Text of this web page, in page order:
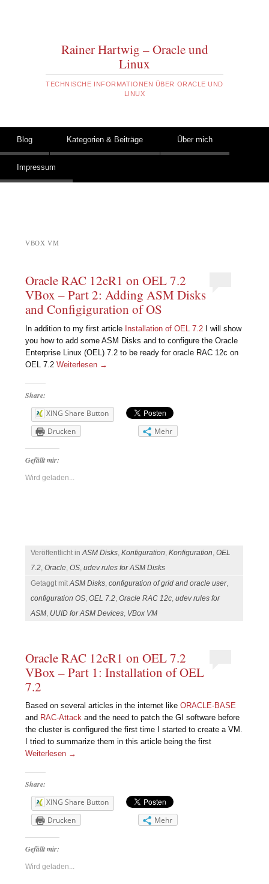
Rainer Hartwig – Oracle und
Linux
TECHNISCHE INFORMATIONEN ÜBER ORACLE UND
LINUX
Hauptmenü
Zum Inhalt springen
Blog Kategorien & Beiträge Über mich
Impressum
VBOX VM
Oracle RAC 12cR1 on OEL 7.2
VBox – Part 2: Adding ASM Disks
and Configiguration of OS
In addition to my first article Installation of OEL 7.2 I will show
you how to add some ASM Disks and to configure the Oracle
Enterprise Linux (OEL) 7.2 to be ready for oracle RAC 12c on
OEL 7.2Weiterlesen →
Share:
XING Share Button
Drucken
Mehr
Gefällt mir:
Wird geladen...
Veröffentlicht inASM Disks,Konfiguration,Konfiguration,OEL
7.2,Oracle,OS,udev rules for ASM Disks
Getaggt mitASM Disks,configuration of grid and oracle user,
configuration OS,OEL 7.2,Oracle RAC 12c,udev rules for
ASM, UUID for ASM Devices, VBox VM
Oracle RAC 12cR1 on OEL 7.2
VBox – Part 1: Installation of OEL
7.2
Based on several articles in the internet likeORACLE-BASE
and RAC-Attack and the need to patch the GI software before
the cluster is configured the first time I started to create a VM.
I tried to summarize them in this article being the first
Weiterlesen →
Share:
XING Share Button
Drucken
Mehr
Gefällt mir:
Wird geladen...